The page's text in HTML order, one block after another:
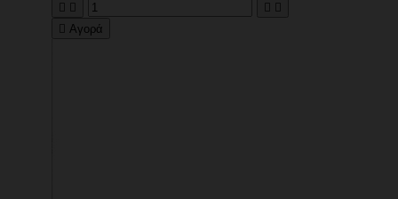
   
 Αγορά